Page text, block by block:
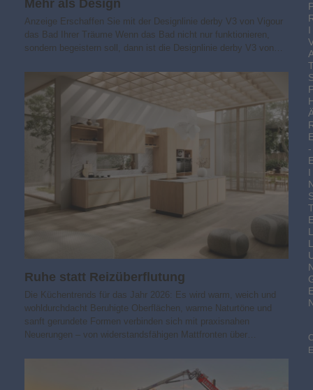
Mehr als Design
Anzeige Erschaffen Sie mit der Designlinie derby V3 von Vigour
das Bad Ihrer Träume Wenn das Bad nicht nur funktionieren,
sondern begeistern soll, dann ist die Designlinie derby V3 von…
Ruhe statt Reizüberflutung
Die Küchentrends für das Jahr 2026: Es wird warm, weich und
wohldurchdacht Beruhigte Oberflächen, warme Naturtöne und
sanft gerundete Formen verbinden sich mit praxisnahen
Neuerungen – von widerstandsfähigen Mattfronten über…
I
-
I
L
L